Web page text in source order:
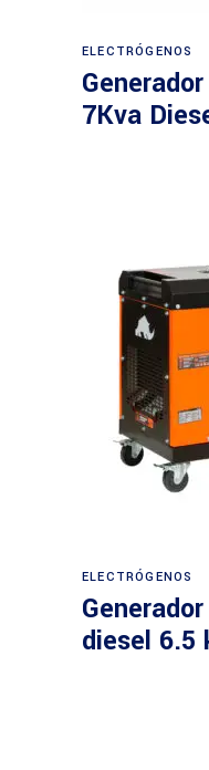
ELECTRÓGENOS
7Kva
ELECTRÓGENOS
diesel 6.5